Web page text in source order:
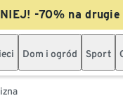
-70% na drugie
Dom i ogród Sport